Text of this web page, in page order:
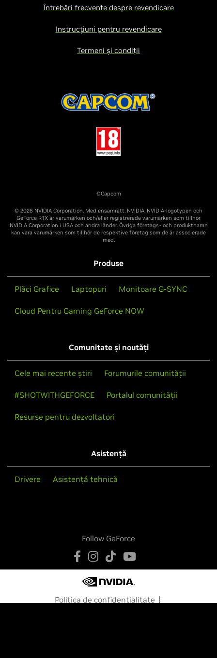
Întrebări frecvente despre revendicare
Instrucțiuni pentru revendicare
Termeni și condiții
©Capcom
© 2026 NVIDIA Corporation. Med ensamrätt. NVIDIA, NVIDIA-logotypen och
GeForce RTX är varumärken och/eller registrerade varumärken som tillhör
NVIDIA Corporation i USA och andra länder. Övriga företags- och produktnamn
kan vara varumärken som tillhör de respektive företag som de är associerade
med.
Produse
Plăci Grafice Laptopuri Monitoare G-SYNC
Cloud Pentru Gaming GeForce NOW
Comunitate și noutăți
Cele mai recente știri Forumurile comunității
#SHOTWITHGEFORCE Portalul comunității
Resurse pentru dezvoltatori
Asistență
Drivere Asistență tehnică
Follow GeForce
Politica de confidentialitate